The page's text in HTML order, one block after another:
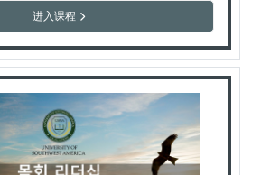
进入课程